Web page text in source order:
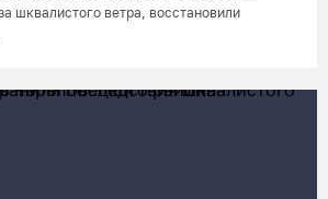
шквалистого ветра, восстановили